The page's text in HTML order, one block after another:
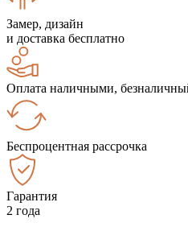
Замер, дизайн
и доставка бесплатно
Оплата наличными,
Беспроцентная рассрочка
Гарантия
2 года